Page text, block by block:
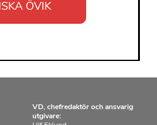
VD, chefredaktör och ansvarig
utgivare: